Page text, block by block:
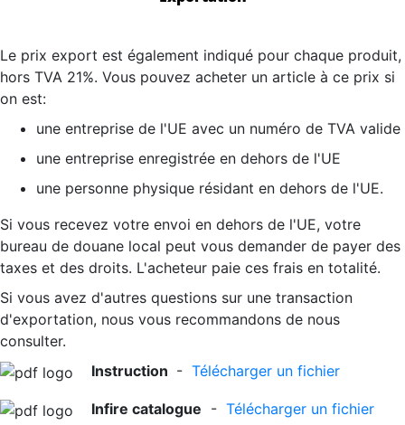
Le prix export est également indiqué pour chaque produit,
hors TVA 21%. Vous pouvez acheter un article à ce prix si
on est:
une entreprise de l'UE avec un numéro de TVA valide
une entreprise enregistrée en dehors de l'UE
une personne physique résidant en dehors de l'UE.
Si vous recevez votre envoi en dehors de l'UE, votre
bureau de douane local peut vous demander de payer des
taxes et des droits. L'acheteur paie ces frais en totalité.
Si vous avez d'autres questions sur une transaction
d'exportation, nous vous recommandons de nous
consulter.
Instruction - Télécharger un fichier
Infire catalogue - Télécharger un fichier